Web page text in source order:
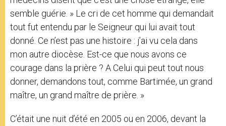
semble guérie. » Le cri de cet homme qui demandait
tout fut entendu par le Seigneur qui lui avait tout
donné. Ce n’est pas une histoire : j’ai vu cela dans
mon autre diocèse. Est-ce que nous avons ce
courage dans la prière ? A Celui qui peut tout nous
donner, demandons tout, comme Bartimée, un grand
maître, un grand maître de prière. »
C’était une nuit d’été en 2005 ou en 2006, devant la